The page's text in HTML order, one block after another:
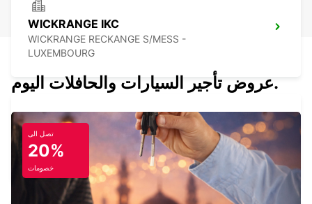
WICKRANGE IKC
WICKRANGE RECKANGE S/MESS -
LUXEMBOURG
HAHN AIRPORT
HAHN-FLUGHAFEN - GERMANY
عروض تأجير السيارات والحافلات اليوم.
تصل الى
20%
خصومات